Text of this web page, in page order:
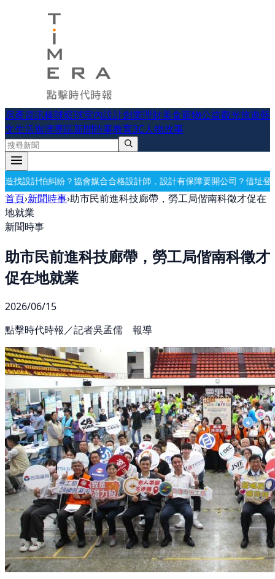
房產資訊棒球籃球室內設計創業理財美食寵物公益觀光旅遊藝
文生活旗津專區新聞時事教育3C人物故事
格設計師，設計有保障要開公司？借址登記・公司設立・工商登記一
首頁›新聞時事›助市民前進科技廊帶，勞工局偕南科徵才促在
地就業
新聞時事
助市民前進科技廊帶，勞工局偕南科徵才
促在地就業
2026/06/15
點擊時代時報／記者吳孟儒 報導